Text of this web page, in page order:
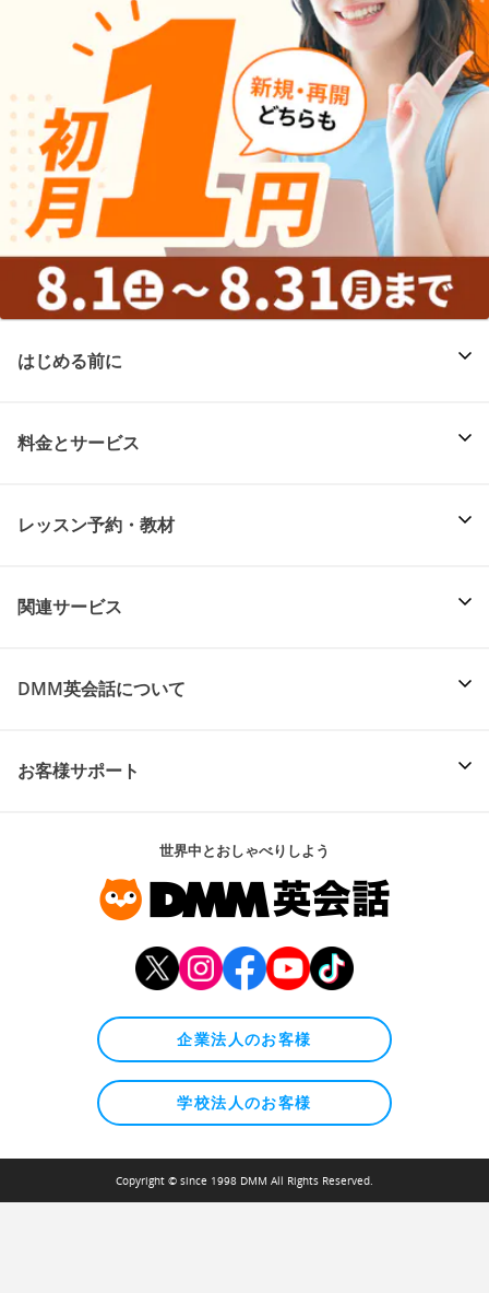
はじめる前に
料金とサービス
レッスン予約・教材
関連サービス
DMM英会話について
お客様サポート
世界中とおしゃべりしよう
企業法人のお客様
学校法人のお客様
Copyright © since 1998 DMM All Rights Reserved.